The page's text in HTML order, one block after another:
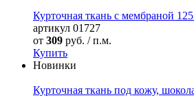
Курточная ткань с мембраной
артикул 01727
от 309 руб. / п.м.
Купить
Новинки
Курточная ткань под кожу,